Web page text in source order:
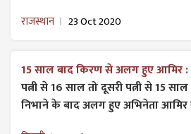
राजस्थान 23 Oct 2020
15 साल बाद किरण से अलग हुए आमिर :
पत्नी से 16 साल तो दूसरी पत्नी से 15
निभाने के बाद अलग हुए अभिनेता